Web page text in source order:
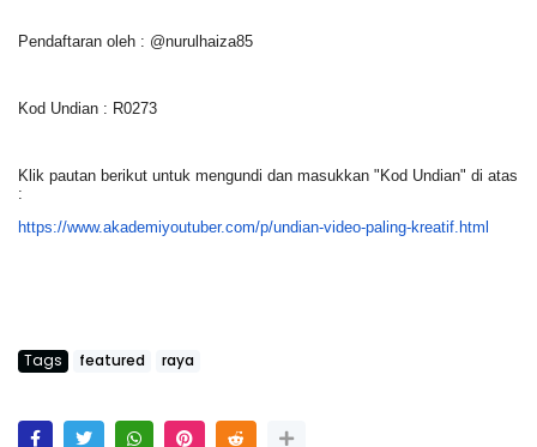
Pendaftaran oleh : @nurulhaiza85
Kod Undian : R0273
Klik pautan berikut untuk mengundi dan masukkan "Kod Undian" di atas
:
https://www.akademiyoutuber.com/p/undian-video-paling-kreatif.html
Tags featured raya